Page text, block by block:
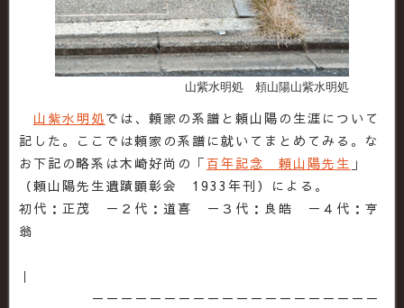
山紫水明処 頼山陽山紫水明処
山紫水明処では、頼家の系譜と頼山陽の生涯について
記した。ここでは頼家の系譜に就いてまとめてみる。な
お下記の略系は木崎好尚の「 百年記念 頼山陽先生 」
（頼山陽先生遺蹟顕彰会 1933年刊）による。
初代：正茂 －２代：道喜 －３代：良皓 －４代：亨
翁
｜
－－－－－－－－－－－－－－－－－－－－